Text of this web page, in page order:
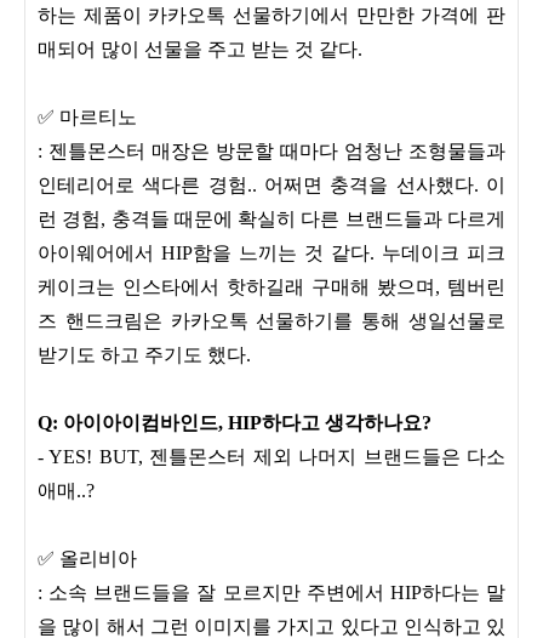
하는 제품이 카카오톡 선물하기에서 만만한 가격에 판
매되어 많이 선물을 주고 받는 것 같다.
✅ 마르티노
: 젠틀몬스터 매장은 방문할 때마다 엄청난 조형물들과
인테리어로 색다른 경험.. 어쩌면 충격을 선사했다. 이
런 경험, 충격들 때문에 확실히 다른 브랜드들과 다르게
아이웨어에서 HIP함을 느끼는 것 같다. 누데이크 피크
케이크는 인스타에서 핫하길래 구매해 봤으며, 템버린
즈 핸드크림은 카카오톡 선물하기를 통해 생일선물로
받기도 하고 주기도 했다.
Q: 아이아이컴바인드, HIP하다고 생각하나요?
- YES! BUT, 젠틀몬스터 제외 나머지 브랜드들은 다소
애매..?
✅ 올리비아
: 소속 브랜드들을 잘 모르지만 주변에서 HIP하다는 말
을 많이 해서 그런 이미지를 가지고 있다고 인식하고 있